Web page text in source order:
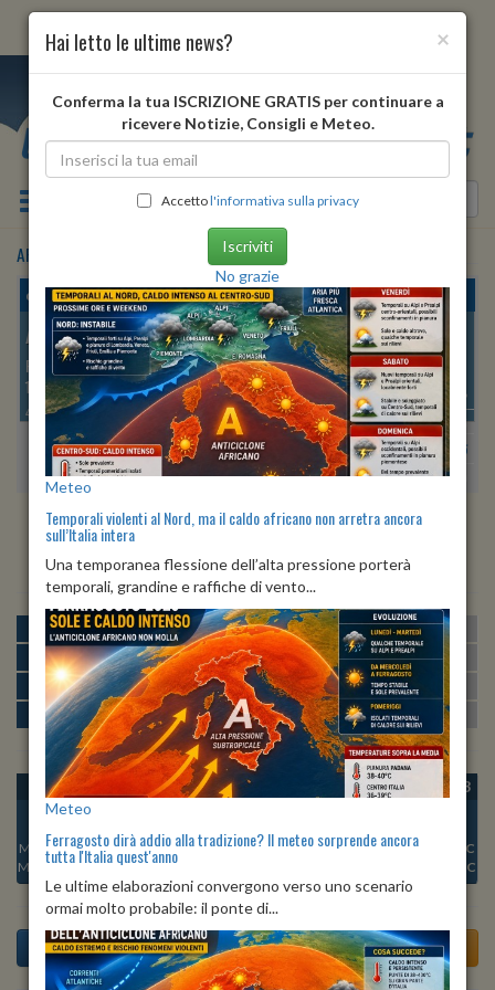
Toggle navigation
APPIGNANO DEL TRONTO previsioni meteo
domenica, 09 agosto 2026
APPIGNANO DEL TRONTO
PROVINCIA DI:ASCOLI PICENO
194 METRI S.L.M.
42º 54′ 02″ N 13º 39′ 46″ E
Min:25°| Max:
32°
Umidità85%- 92%
vento debole
Pioggia:0 mm| Neve:0 mm
ore 06:05 ore 20:17
MATTINA min:22º max:29º U:61%-85%
POMERIGGIO min:29º max: 32º U:61%-82%
SERA min:25º max:32º U:
NOTTE min:23º max:25º U:85% 90%
OGGI
Min: 25°C
Max:27°C
SAB 08
Min: 25°C
Max: 30°C
DOM 09
Min:25°C
Max:
LUN 10
Min:25°C Min:25°C
MER 12
Min:24°C
GIO 13
Min:
24°C
30°C
×
Hai letto le ultime news?
Conferma la tua ISCRIZIONE GRATIS per continuare a
ricevere Notizie, Consigli e Meteo.
Accettol'informativa sulla privacy
Iscriviti
No grazie
Meteo
Temporali violenti al Nord, ma il caldo africano non arretra ancora
sull’Italia intera
Una temporanea flessione dell’alta pressione porterà
temporali, grandine e raffiche di vento...
Meteo
Ferragosto dirà addio alla tradizione? Il meteo sorprende ancora
tutta l'Italia quest'anno
Le ultime elaborazioni convergono verso uno scenario
ormai molto probabile: il ponte di...